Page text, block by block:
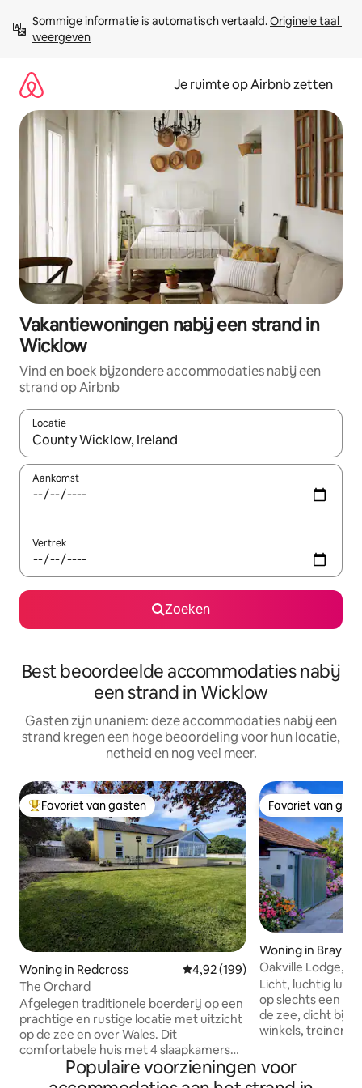
direct
naar
Sommige informatie is automatisch vertaald. Originele taal
weergeven
Je ruimte op Airbnb zetten
Vakantiewoningen nabij een strand in
Wicklow
Vind en boek bijzondere accommodaties nabij een
strand op Airbnb
Locatie
Wanneer er suggesties beschikbaar zijn, maak je een keuze
Aankomst
Vertrek
Zoeken
Best beoordeelde accommodaties nabij
een strand in Wicklow
Gasten zijn unaniem: deze accommodaties nabij een
strand kregen een hoge beoordeling voor hun locatie,
netheid en nog veel meer.
Topfavoriet van gasten
Favoriet van gasten
Woning in Redcross Gemiddelde beoordeling van
4,92 (199)
The Orchard
Afgelegen traditionele boerderij op een
prachtige en rustige locatie met uitzicht
op de zee en over Wales. Dit
comfortabele huis met 4 slaapkamers
(geschikt voor 9 personen) ligt op 1,6 km
van Redcross Village en dicht bij het
Favoriet van
Favoriet van
Woning in Bray
Oakville Lodge,
uitstapjes
Licht, luchtig luxe
op slechts een
de zee, dicht bij
winkels, treinen,
Mountains,
tuinen en 10
Populaire voorzieningen voor